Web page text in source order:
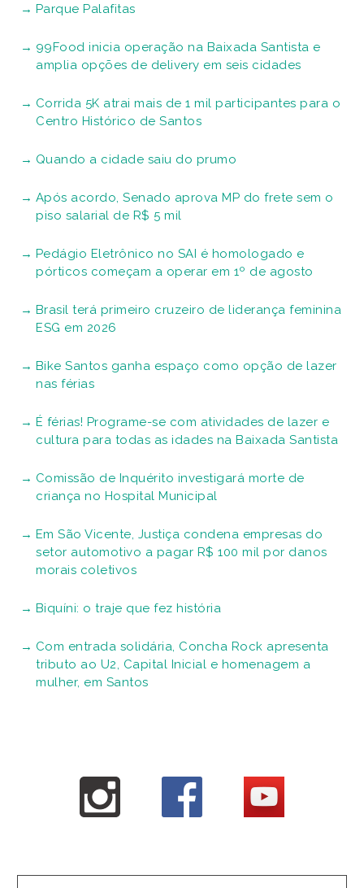
Parque Palafitas
99Food inicia operação na Baixada Santista e
amplia opções de delivery em seis cidades
Corrida 5K atrai mais de 1 mil participantes para o
Centro Histórico de Santos
Quando a cidade saiu do prumo
Após acordo, Senado aprova MP do frete sem o
piso salarial de R$ 5 mil
Pedágio Eletrônico no SAI é homologado e
pórticos começam a operar em 1º de agosto
Brasil terá primeiro cruzeiro de liderança feminina
ESG em 2026
Bike Santos ganha espaço como opção de lazer
nas férias
É férias! Programe-se com atividades de lazer e
cultura para todas as idades na Baixada Santista
Comissão de Inquérito investigará morte de
criança no Hospital Municipal
Em São Vicente, Justiça condena empresas do
setor automotivo a pagar R$ 100 mil por danos
morais coletivos
Biquíni: o traje que fez história
Com entrada solidária, Concha Rock apresenta
tributo ao U2, Capital Inicial e homenagem a
mulher, em Santos